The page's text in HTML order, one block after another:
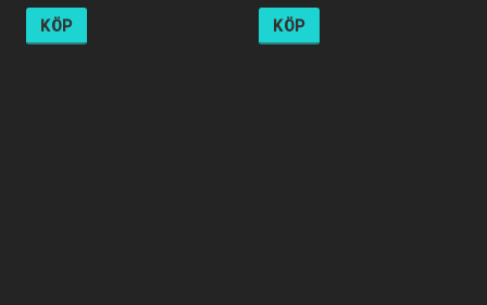
KÖP KÖP